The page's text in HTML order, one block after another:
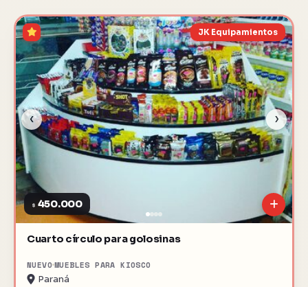
‹ ›
JK Equipamientos
$ 450.000
Cuarto círculo para golosinas
NUEVO MUEBLES PARA KIOSCO
Paraná